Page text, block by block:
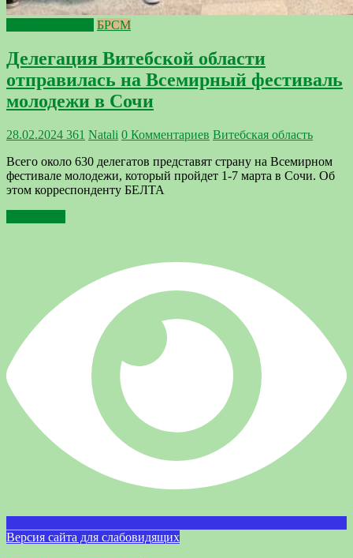
БРСМ
Делегация Витебской области
отправилась на Всемирный фестиваль
молодежи в Сочи
28.02.2024 361 Natali 0 Комментариев Витебская область
Всего около 630 делегатов представят страну на Всемирном
фестивале молодежи, который пройдет 1-7 марта в Сочи. Об
этом корреспонденту БЕЛТА
Версия сайта для слабовидящих